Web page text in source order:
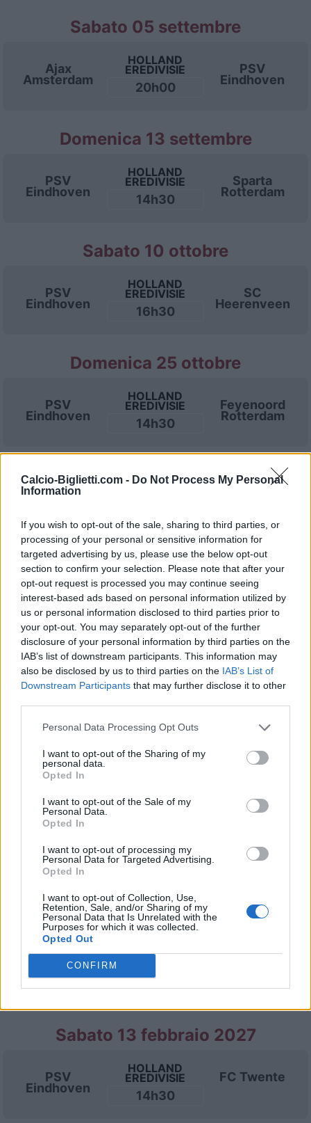
Calcio-Biglietti.com - Do Not Process My Personal
Information
If you wish to opt-out of the sale, sharing to third parties, or
processing of your personal or sensitive information for
targeted advertising by us, please use the below opt-out
section to confirm your selection. Please note that after your
opt-out request is processed you may continue seeing
interest-based ads based on personal information utilized by
us or personal information disclosed to third parties prior to
your opt-out. You may separately opt-out of the further
disclosure of your personal information by third parties on the
IAB’s list of downstream participants. This information may
also be disclosed by us to third parties on the IAB’s List of
Downstream Participants that may further disclose it to other
Personal Data Processing Opt Outs
I want to opt-out of the Sharing of my
personal data.
Opted In
I want to opt-out of the Sale of my
Personal Data.
Opted In
I want to opt-out of processing my
Personal Data for Targeted Advertising.
Opted In
I want to opt-out of Collection, Use,
Retention, Sale, and/or Sharing of my
Personal Data that Is Unrelated with the
Purposes for which it was collected.
Opted Out
CONFIRM
Sabato 05 settembre
Ajax
Amsterdam
HOLLAND
EREDIVISIE
20h00
PSV
Eindhoven
Domenica 13 settembre
PSV
Eindhoven
HOLLAND
EREDIVISIE
14h30
Sparta
Rotterdam
Sabato 10 ottobre
PSV
Eindhoven
HOLLAND
EREDIVISIE
16h30
SC
Heerenveen
Domenica 25 ottobre
PSV
Eindhoven
HOLLAND
EREDIVISIE
14h30
Feyenoord
Rotterdam
Sabato 31 ottobre
Eindhoven
EREDIVISIE
19h45
Sabato 28 novembre
PSV
Eindhoven
HOLLAND
EREDIVISIE
14h30
Go Ahead
Eagles
Eindhoven
HOLLAND
02h00
Domenica 10 gennaio 2027
Feyenoord
Rotterdam
HOLLAND
EREDIVISIE PSV
Eindhoven
Sabato 23 gennaio 2027
PSV
Eindhoven
HOLLAND
Sabato 13 febbraio 2027
PSV
Eindhoven
HOLLAND
EREDIVISIE
14h30
FC Twente